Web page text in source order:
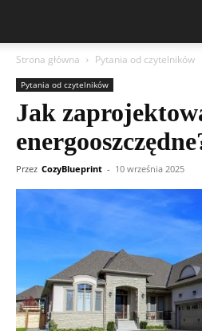
Strona główna Pytania od czytelników
Pytania od czytelników
Jak
Przez CozyBlueprint - 10 września 2025